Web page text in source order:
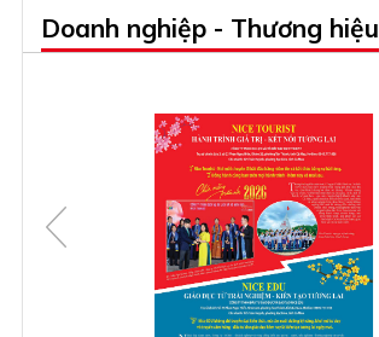
Doanh nghiệp - Thương hiệu